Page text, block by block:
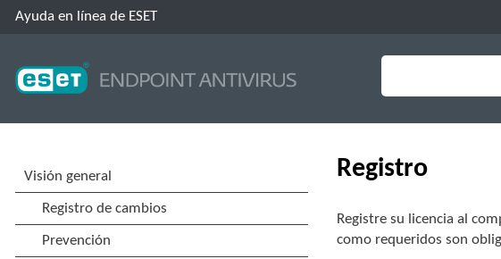
Ayuda en línea de ESET
Registro
Registre su licencia al
como requeridos son